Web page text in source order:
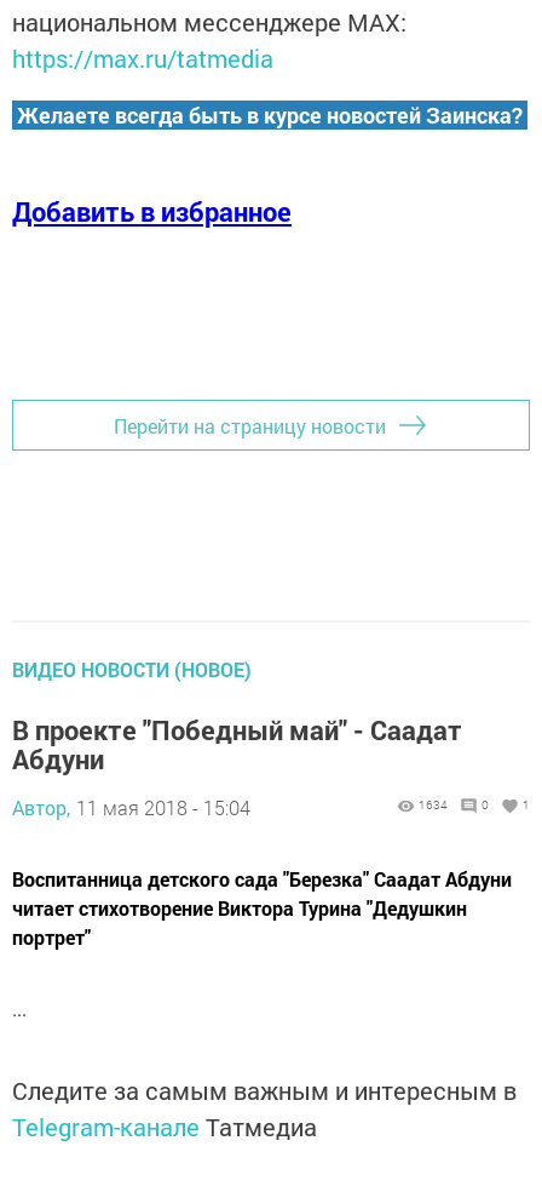
национальном мессенджере MАХ:
https://max.ru/tatmedia
Желаете всегда быть в курсе новостей Заинска?
Добавить в избранное
Перейти на страницу новости
ВИДЕО НОВОСТИ (НОВОЕ)
В проекте "Победный май" - Саадат
Абдуни
Автор, 11 мая 2018 - 15:04 1634 0 1
Воспитанница детского сада "Березка" Саадат Абдуни
читает стихотворение Виктора Турина "Дедушкин
портрет"
...
Следите за самым важным и интересным в
Telegram-канале Татмедиа